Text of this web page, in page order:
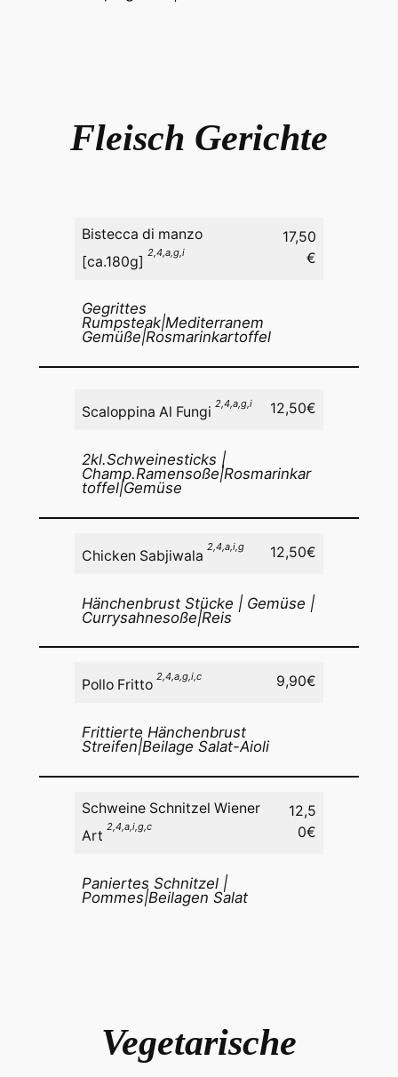
Fleisch Gerichte
Bistecca di manzo
[ca.180g]
2,4,a,g,i
17,50
€
Gegrittes
Rumpsteak|Mediterranem
Gemüße|Rosmarinkartoffel
Scaloppina Al Fungi
2,4,a,g,i 12,50€
2kl.Schweinesticks |
Champ.Ramensoße|Rosmarinkar
toffel|Gemüse
Chicken Sabjiwala
2,4,a,i,g 12,50€
Hänchenbrust Stücke | Gemüse |
Currysahnesoße|Reis
Pollo Fritto
2,4,a,g,i,c 9,90€
Frittierte Hänchenbrust
Streifen|Beilage Salat-Aioli
Schweine Schnitzel Wiener
Art
2,4,a,i,g,c
12,5
0€
Paniertes Schnitzel |
Pommes|Beilagen Salat
Vegetarische